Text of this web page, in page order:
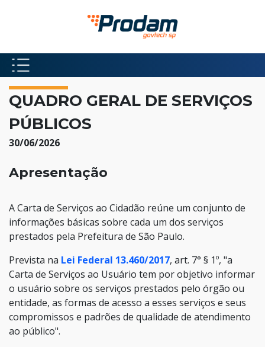
Pular para o Conteúdo principal
Início do conteúdo
QUADRO GERAL DE SERVIÇOS
PÚBLICOS
30/06/2026
Apresentação
A Carta de Serviços ao Cidadão reúne um conjunto de
informações básicas sobre cada um dos serviços
prestados pela Prefeitura de São Paulo.
Prevista na Lei Federal 13.460/2017, art. 7° § 1º, "a
Carta de Serviços ao Usuário tem por objetivo informar
o usuário sobre os serviços prestados pelo órgão ou
entidade, as formas de acesso a esses serviços e seus
compromissos e padrões de qualidade de atendimento
ao público".